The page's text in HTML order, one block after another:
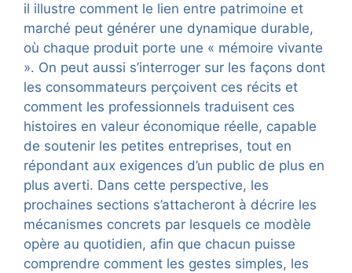
il illustre comment le lien entre patrimoine et
marché peut générer une dynamique durable,
où chaque produit porte une « mémoire vivante
». On peut aussi s’interroger sur les façons dont
les consommateurs perçoivent ces récits et
comment les professionnels traduisent ces
histoires en valeur économique réelle, capable
de soutenir les petites entreprises, tout en
répondant aux exigences d’un public de plus en
plus averti. Dans cette perspective, les
prochaines sections s’attacheront à décrire les
mécanismes concrets par lesquels ce modèle
opère au quotidien, afin que chacun puisse
comprendre comment les gestes simples, les